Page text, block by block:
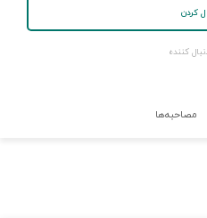
کردن
کننده
مصاحبه‌ها